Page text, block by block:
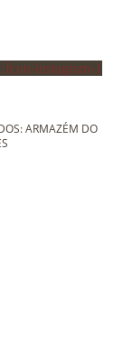
Icon-instagram-1
ARMAZÉM DO